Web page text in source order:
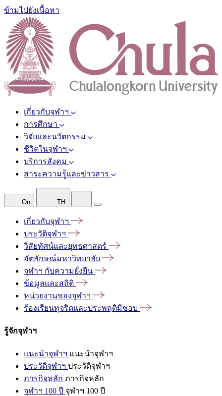
ข้ามไปยังเนื้อหา
เกี่ยวกับจุฬาฯ
การศึกษา
วิจัยและนวัตกรรม
ชีวิตในจุฬาฯ
บริการสังคม
สาระความรู้และข่าวสาร
On TH
เกี่ยวกับจุฬาฯ
ประวัติจุฬาฯ
วิสัยทัศน์และยุทธศาสตร์
อัตลักษณ์มหาวิทยาลัย
จุฬาฯ กับความยั่งยืน
ข้อมูลและสถิติ
หน่วยงานของจุฬาฯ
ร้องเรียนทุจริตและประพฤติมิชอบ
รู้จักจุฬาฯ
แนะนำจุฬาฯ แนะนำจุฬาฯ
ประวัติจุฬาฯ ประวัติจุฬาฯ
ภารกิจหลัก ภารกิจหลัก
จุฬาฯ 100 ปี จุฬาฯ 100 ปี